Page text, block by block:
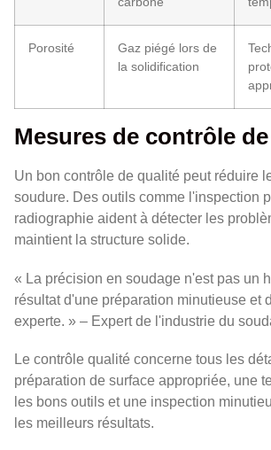
Porosité
Gaz piégé lors de
la solidification
Mesures de contrôle
Un bon contrôle de qualité peut réduire
soudure. Des outils comme l'inspection
radiographie aident à détecter les
maintient la structure solide.
« La précision en soudage n'est pas un
résultat d'une préparation minutieuse et
experte. » – Expert de l'industrie du
Le contrôle qualité concerne tous les
préparation de surface appropriée, une
les bons outils et une inspection
les meilleurs résultats.